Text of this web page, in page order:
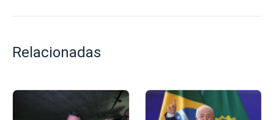
Relacionadas